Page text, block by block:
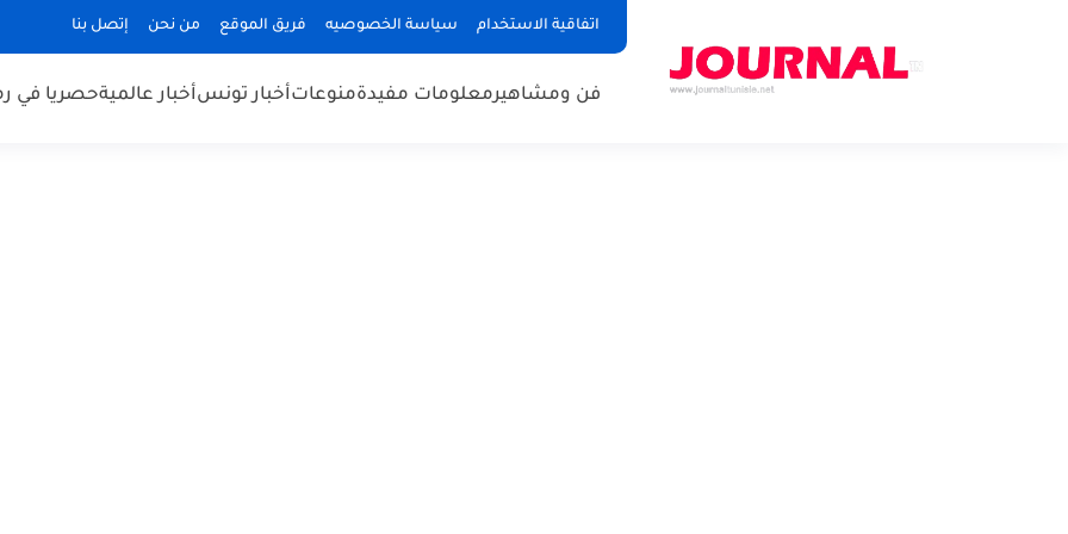
اتفاقية الاستخدام سياسة الخصوصيه فريق الموقع من نحن إتصل بنا
فن ومشاهيرمعلومات مفيدةمنوعاتأخبار تونسأخبار عالميةحصريا في